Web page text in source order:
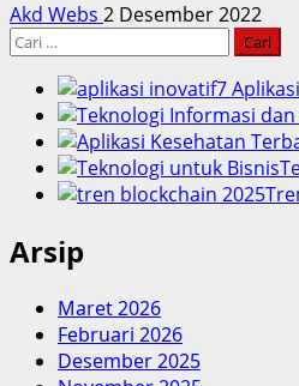
Akd Webs 2 Desember 2022
Cari
7
Arsip
Maret 2026
Februari 2026
Desember 2025